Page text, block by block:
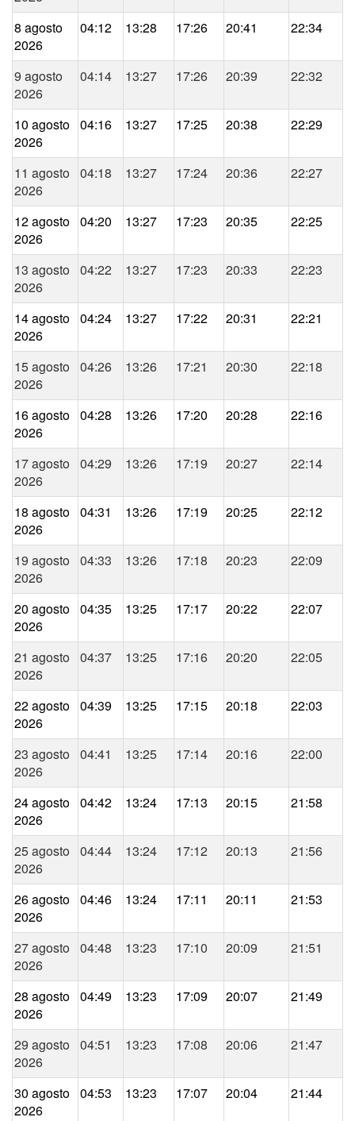
8 agosto
2026
04:12 13:28 17:26 20:41 22:34
9 agosto
2026
04:14 13:27 17:26 20:39 22:32
10 agosto
2026
04:16 13:27 17:25 20:38 22:29
11 agosto
2026
04:18 13:27 17:24 20:36 22:27
12 agosto
2026
04:20 13:27 17:23 20:35 22:25
13 agosto
2026
04:22 13:27 17:23 20:33 22:23
14 agosto
2026
04:24 13:27 17:22 20:31 22:21
15 agosto
2026
04:26 13:26 17:21 20:30 22:18
16 agosto
2026
04:28 13:26 17:20 20:28 22:16
17 agosto
2026
04:29 13:26 17:19 20:27 22:14
18 agosto
2026
04:31 13:26 17:19 20:25 22:12
19 agosto
2026
04:33 13:26 17:18 20:23 22:09
20 agosto
2026
04:35 13:25 17:17 20:22 22:07
21 agosto
2026
04:37 13:25 17:16 20:20 22:05
22 agosto
2026
04:39 13:25 17:15 20:18 22:03
23 agosto
2026
04:41 13:25 17:14 20:16 22:00
24 agosto
2026
04:42 13:24 17:13 20:15 21:58
25 agosto
2026
04:44 13:24 17:12 20:13 21:56
26 agosto
2026
04:46 13:24 17:11 20:11 21:53
27 agosto
2026
04:48 13:23 17:10 20:09 21:51
28 agosto
2026
04:49 13:23 17:09 20:07 21:49
29 agosto
2026
04:51 13:23 17:08 20:06 21:47
30 agosto
2026
04:53 13:23 17:07 20:04 21:44